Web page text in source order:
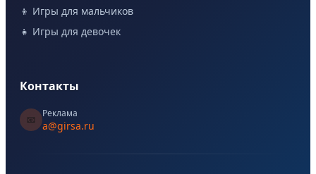
👦 Игры для мальчиков
👧 Игры для девочек
Контакты
📧
Реклама
a@girsa.ru